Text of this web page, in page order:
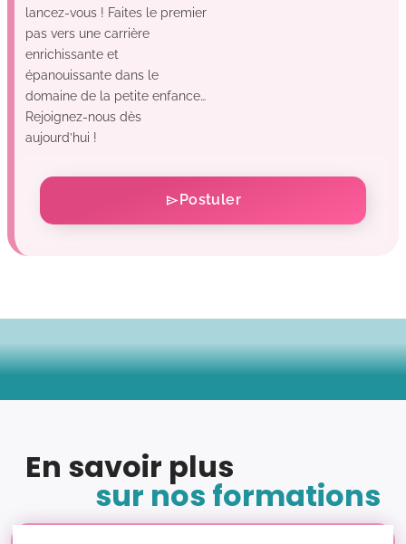
lancez-vous ! Faites le premier
pas vers une carrière
enrichissante et
épanouissante dans le
domaine de la petite enfance…
Rejoignez-nous dès
aujourd’hui !
Postuler
En savoir plus
sur nos formations